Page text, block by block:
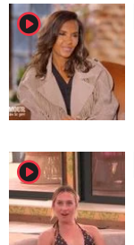
player2
player2